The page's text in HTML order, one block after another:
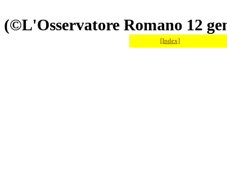
(©L'Osservatore Romano 12
[Index]